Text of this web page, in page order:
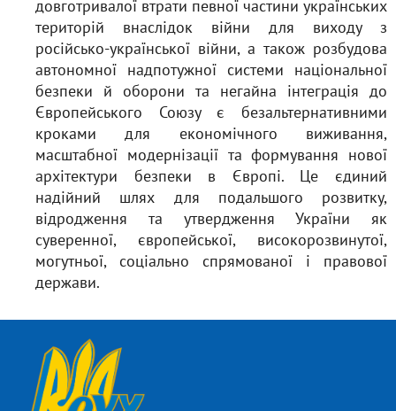
довготривалої втрати певної частини українських
територій внаслідок війни для виходу з
російсько-української війни, а також розбудова
автономної надпотужної системи національної
безпеки й оборони та негайна інтеграція до
Європейського Союзу є безальтернативними
кроками для економічного виживання,
масштабної модернізації та формування нової
архітектури безпеки в Європі. Це єдиний
надійний шлях для подальшого розвитку,
відродження та утвердження України як
суверенної, європейської, високорозвинутої,
могутньої, соціально спрямованої і правової
держави.